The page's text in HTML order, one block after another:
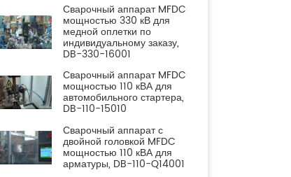
Сварочный аппарат MFDC
мощностью 330 кВ для
медной оплетки по
индивидуальному заказу,
DB-330-16001
Сварочный аппарат MFDC
мощностью 110 кВА для
автомобильного стартера,
DB-110-15010
Сварочный аппарат с
двойной головкой MFDC
мощностью 110 кВА для
арматуры, DB-110-Q14001